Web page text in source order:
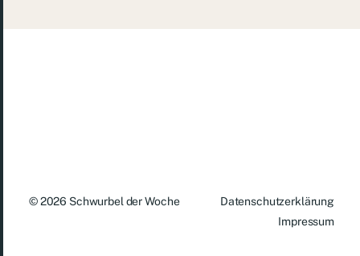
© 2026 Schwurbel der Woche
Datenschutzerklärung
Impressum